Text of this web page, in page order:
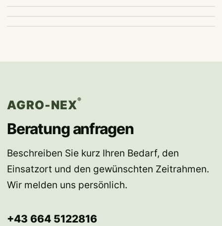
KI-generiertes Symbolbild
KI-generiertes Symbolbild
AGRO‑NEX®
Beratung anfragen
Beschreiben Sie kurz Ihren Bedarf, den
Einsatzort und den gewünschten Zeitrahmen.
Wir melden uns persönlich.
+43 664 5122816